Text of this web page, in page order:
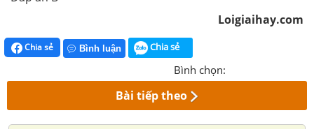
Loigiaihay.com
Chia sẻ Bình luận Chia sẻ
Bình chọn:
Bài tiếp theo